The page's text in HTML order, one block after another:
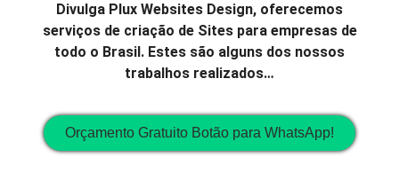
Divulga Plux Websites Design, oferecemos
serviços de criação de Sites para empresas de
todo o Brasil. Estes são alguns dos nossos
trabalhos realizados…
Orçamento Gratuito Botão para WhatsApp!